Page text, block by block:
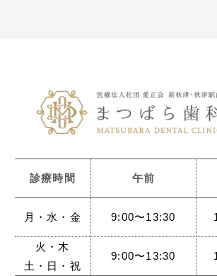
診療時間 午前
月・水・金 9:00〜13:30
火・木
土・日・祝
9:00〜13:30